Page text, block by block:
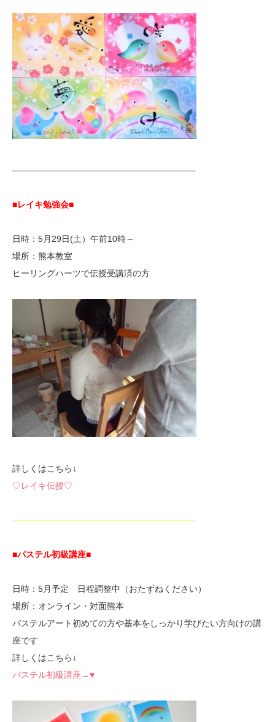
—————————————————————-
■レイキ勉強会■
日時：5月29日(土）午前10時～
場所：熊本教室
ヒーリングハーツで伝授受講済の方
詳しくはこちら↓
♡レイキ伝授♡
—————————————————————-
■パステル初級講座■
日時：5月予定 日程調整中（おたずねください）
場所：オンライン・対面熊本
パステルアート初めての方や基本をしっかり学びたい方向けの講
座です
詳しくはこちら↓
パステル初級講座→♥